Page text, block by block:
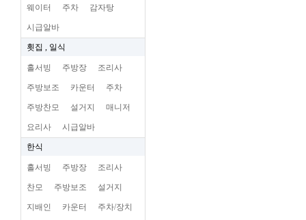
웨이터 주차 감자탕
시급알바
횟집 , 일식
홀서빙 주방장 조리사
주방보조 카운터 주차
주방찬모 설거지 매니저
요리사 시급알바
한식
홀서빙 주방장 조리사
찬모 주방보조 설거지
지배인 카운터 주차/장치